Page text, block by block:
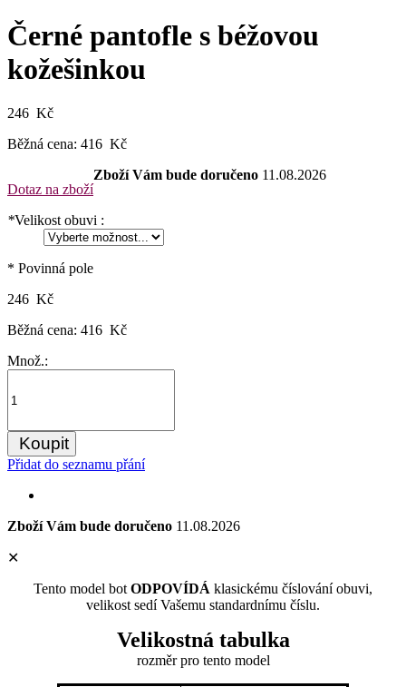
Černé pantofle s béžovou
kožešinkou
246 Kč
Běžná cena: 416 Kč
Dotaz na zboží
Zboží Vám bude doručeno 11.08.2026
*Velikost obuvi :
* Povinná pole
246 Kč
Běžná cena: 416 Kč
Množ.:
Koupit
Přidat do seznamu přání
Zboží Vám bude doručeno 11.08.2026
✕
Tento model bot ODPOVÍDÁ klasickému číslování obuvi,
velikost sedí Vašemu standardnímu číslu.
Velikostná tabulka
rozměrpro tento model